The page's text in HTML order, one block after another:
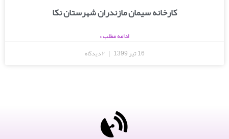
کارخانه سیمان مازندران شهرستان نکا
ادامه مطلب »
16 تیر 1399